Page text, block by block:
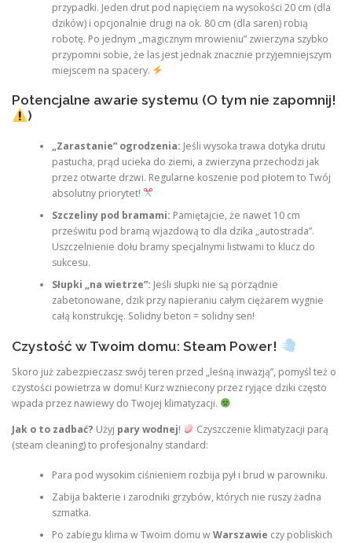
przypadki. Jeden drut pod napięciem na wysokości 20 cm (dla
dzików) i opcjonalnie drugi na ok. 80 cm (dla saren) robią
robotę. Po jednym „magicznym mrowieniu” zwierzyna szybko
przypomni sobie, że las jest jednak znacznie przyjemniejszym
miejscem na spacery.
Potencjalne awarie systemu (O tym nie zapomnij!
)
„Zarastanie” ogrodzenia: Jeśli wysoka trawa dotyka drutu
pastucha, prąd ucieka do ziemi, a zwierzyna przechodzi jak
przez otwarte drzwi. Regularne koszenie pod płotem to Twój
absolutny priorytet!
Szczeliny pod bramami: Pamiętajcie, że nawet 10 cm
prześwitu pod bramą wjazdową to dla dzika „autostrada”.
Uszczelnienie dołu bramy specjalnymi listwami to klucz do
sukcesu.
Słupki „na wietrze”: Jeśli słupki nie są porządnie
zabetonowane, dzik przy napieraniu całym ciężarem wygnie
całą konstrukcję. Solidny beton = solidny sen!
Czystość w Twoim domu: Steam Power!
Skoro już zabezpieczasz swój teren przed „leśną inwazją”, pomyśl też o
czystości powietrza w domu! Kurz wzniecony przez ryjące dziki często
wpada przez nawiewy do Twojej klimatyzacji.
Jak o to zadbać? Użyj pary wodnej!
Czyszczenie klimatyzacji parą
(steam cleaning) to profesjonalny standard:
Para pod wysokim ciśnieniem rozbija pył i brud w parowniku.
Zabija bakterie i zarodniki grzybów, których nie ruszy żadna
szmatka.
Po zabiegu klima w Twoim domu wWarszawie czy pobliskich